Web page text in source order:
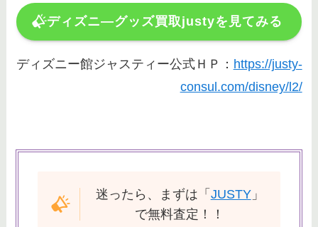
ディズニートミカは高額で買取し
てくれる？高く売るコツや買取価
格・ディズニー限定など調査！
ディズニーシーのチケットは当日
ディズニーに近くのホテルで安
い・かわいいを調査！おしゃれな
周辺ホテルを紹介
ディズニ―グッズ買取justyを見てみる
ディズニー館ジャスティー公式ＨＰ： https://justy-
consul.com/disney/l2/
迷ったら、まずは「 JUSTY」
で無料査定！！